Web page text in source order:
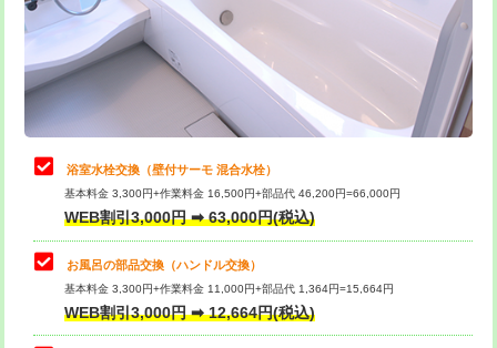
桝清掃 8,800円
止水・漏水調査・防水処理・清掃・修
理・調整・分解・加工など（軽作業）
止水・漏水調査・防水処理・清掃・修
理・調整・分解・加工など（中作業）
22,000円
止水・漏水調査・防水処理・清掃・修
理・調整・分解・加工など（重作業）
33,000円
トイレタンク脱着
トイレ便器脱着
浴室水栓交換（壁付サーモ 混合水栓）
基本料金 3,300円+作業料金 16,500円+部品代 46,200円=66,000円
WEB割引3,000円 ➡ 63,000円(税込)
お風呂の部品交換（ハンドル交換）
基本料金 3,300円+作業料金 11,000円+部品代 1,364円=15,664円
WEB割引3,000円 ➡ 12,664円(税込)